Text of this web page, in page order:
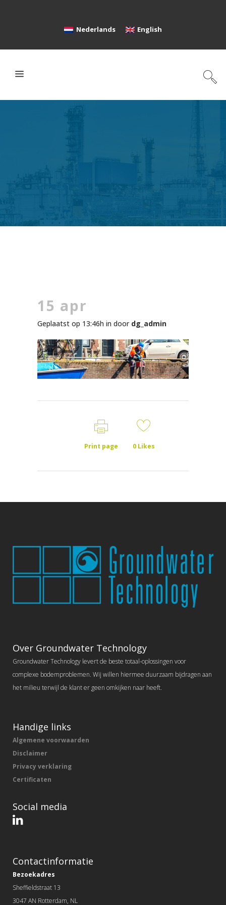
Nederlands English
15 apr
Geplaatst op 13:46h in door dg_admin
Print page 0Likes
Over Groundwater Technology
Groundwater Technology levert de beste totaal-oplossingen voor
complexe bodemproblemen. Wij willen hiermee duurzaam bijdragen aan
het milieu terwijl de klant er geen omkijken naar heeft.
Handige links
Algemene voorwaarden
Disclaimer
Privacy verklaring
Certificaten
Social media
Contactinformatie
Bezoekadres
Sheffieldstraat 13
3047 AN Rotterdam, NL